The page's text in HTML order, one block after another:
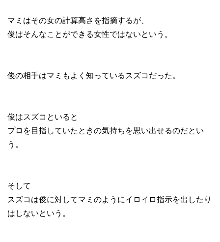
マミはその女の計算高さを指摘するが、
俊はそんなことができる女性ではないという。
俊の相手はマミもよく知っているスズコだった。
俊はスズコといると
プロを目指していたときの気持ちを思い出せるのだとい
う。
そして
スズコは俊に対してマミのようにイロイロ指示を出したり
はしないという。